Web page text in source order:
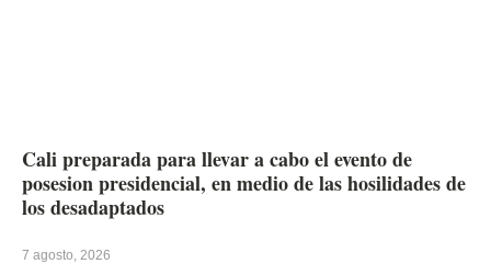
Cali preparada para llevar a cabo el evento de
posesion presidencial, en medio de las hosilidades de
los desadaptados
7 agosto, 2026